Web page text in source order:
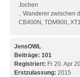
Jochen
.. Wanderer zwischen
CB400N, TDM900,
JensOWL
Beiträge: 101
Registriert: Fr 20. Apr
Erstzulassung: 2015